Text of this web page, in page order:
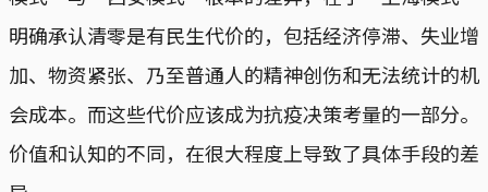
明确承认清零是有民生代价的，包括经济停滞、失业增
加、物资紧张、乃至普通人的精神创伤和无法统计的机
会成本。而这些代价应该成为抗疫决策考量的一部分。
价值和认知的不同，在很大程度上导致了具体手段的差